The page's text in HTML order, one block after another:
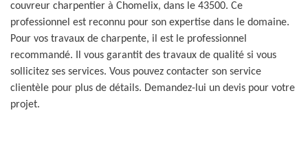
couvreur charpentier à Chomelix, dans le 43500. Ce
professionnel est reconnu pour son expertise dans le domaine.
Pour vos travaux de charpente, il est le professionnel
recommandé. Il vous garantit des travaux de qualité si vous
sollicitez ses services. Vous pouvez contacter son service
clientèle pour plus de détails. Demandez-lui un devis pour votre
projet.